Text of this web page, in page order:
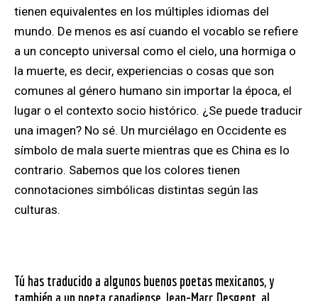
tienen equivalentes en los múltiples idiomas del
mundo. De menos es así cuando el vocablo se refiere
a un concepto universal como el cielo, una hormiga o
la muerte, es decir, experiencias o cosas que son
comunes al género humano sin importar la época, el
lugar o el contexto socio histórico. ¿Se puede traducir
una imagen? No sé. Un murciélago en Occidente es
símbolo de mala suerte mientras que es China es lo
contrario. Sabemos que los colores tienen
connotaciones simbólicas distintas según las
culturas.
Tú has traducido a algunos buenos poetas mexicanos, y